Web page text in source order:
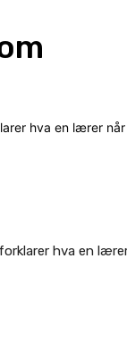
hva en lærer
hva en